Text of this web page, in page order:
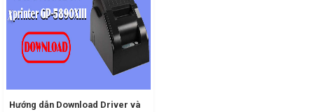
Hướng dẫn Download Driver và